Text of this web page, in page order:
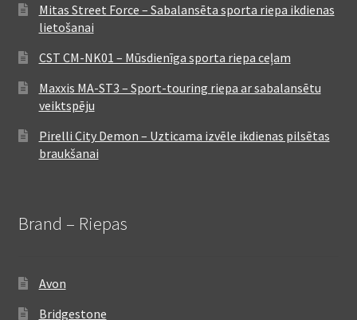
Mitas Street Force – Sabalansēta sporta riepa ikdienas
lietošanai
CST CM-NK01 – Mūsdienīga sporta riepa ceļam
Maxxis MA-ST3 – Sport-touring riepa ar sabalansētu
veiktspēju
Pirelli City Demon – Uzticama izvēle ikdienas pilsētas
braukšanai
Brand – Riepas
Avon
Bridgestone